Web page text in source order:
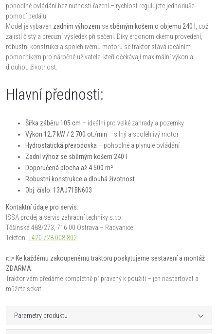
pohodlné ovládání bez nutnosti řazení – rychlost regulujete jednoduše
pomocí pedálu.
Model je vybaven zadním výhozem se sběrným košem o objemu 240 l
, což
zajistí čistý a precizní výsledek při sečení. Díky ergonomickému provedení,
robustní konstrukci a spolehlivému motoru se traktor stává ideálním
pomocníkem pro náročné uživatele, kteří očekávají maximální výkon a
dlouhou životnost.
Hlavní přednosti:
Šířka záběru 105 cm – ideální pro velké zahrady a pozemky
Výkon 12,7 kW / 2 700 ot./min – silný a spolehlivý motor
Hydrostatická převodovka – pohodlné a plynulé ovládání
Zadní výhoz se sběrným košem 240 l
Doporučená plocha až 4 500 m²
Robustní konstrukce a dlouhá životnost
Obj. číslo: 13AJ71BN603
Kontaktní údaje pro servis:
ISSA prodej a servis zahradní techniky s.r.o.
Těšínská 488/273, 716 00 Ostrava – Radvanice
Telefon: +420 728 008 802
👉 Ke každému zakoupenému traktoru poskytujeme sestavení a montáž
ZDARMA.
Traktor vám předáme kompletně připravený k použití – jen nastartovat a
můžete sekat.
Parametry produktu